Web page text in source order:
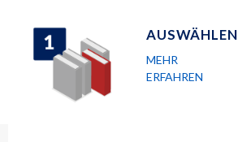
AUSWÄHLEN
MEHR
ERFAHREN